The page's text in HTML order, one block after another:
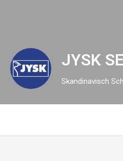
JYSK
Skandinavisch